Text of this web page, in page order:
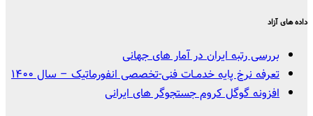
داده های آزاد
بررسی رتبه ایران در آمار های جهانی
تعرفه نرخ پایه خدمــات فنی-تخصصی انفورماتیک – سال ۱۴۰۰
افزونه گوگل کروم جستجوگر های ایرانی